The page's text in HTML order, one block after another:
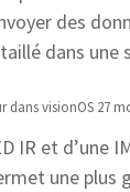
des
dans une
dans visionOS 27
IR et
une plus